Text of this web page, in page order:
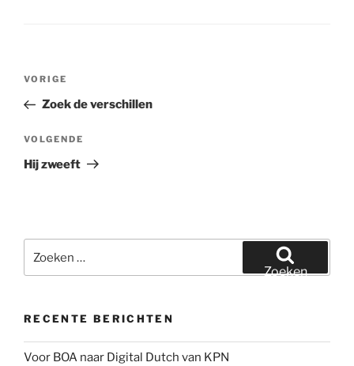
Bericht
Vorig
bericht
VORIGE
Zoek de verschillen
Volgend
bericht
VOLGENDE
Hij zweeft
naar:
Zoeken
RECENTE BERICHTEN
Voor BOA naar Digital Dutch van KPN